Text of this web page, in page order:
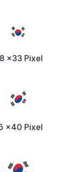
x33 Pixel
x40 Pixel